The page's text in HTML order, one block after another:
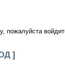
пожалуйста
]